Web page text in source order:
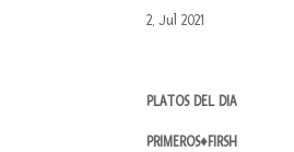
2, Jul 2021
PLATOS DEL DIA
PRIMEROS♦FIRSH